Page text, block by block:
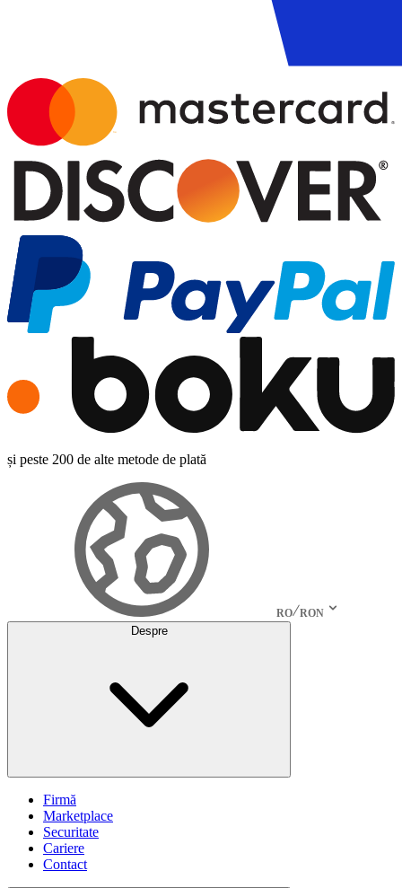
și peste 200 de alte metode de plată
RO RON
Despre
Firmă
Marketplace
Securitate
Cariere
Contact